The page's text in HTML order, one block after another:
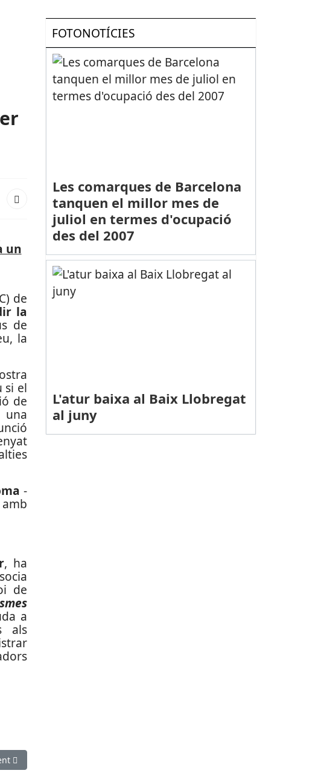
un
de
la
de
la
si el
de
una
-
, ha
de
a
als
següent: Tornen les passejades pels cirerers en flor a Sant Climent de
FOTONOTÍCIES
Les comarques de Barcelona
tanquen el millor mes de
juliol en termes d'ocupació
des del 2007
L'atur baixa al Baix Llobregat
al juny